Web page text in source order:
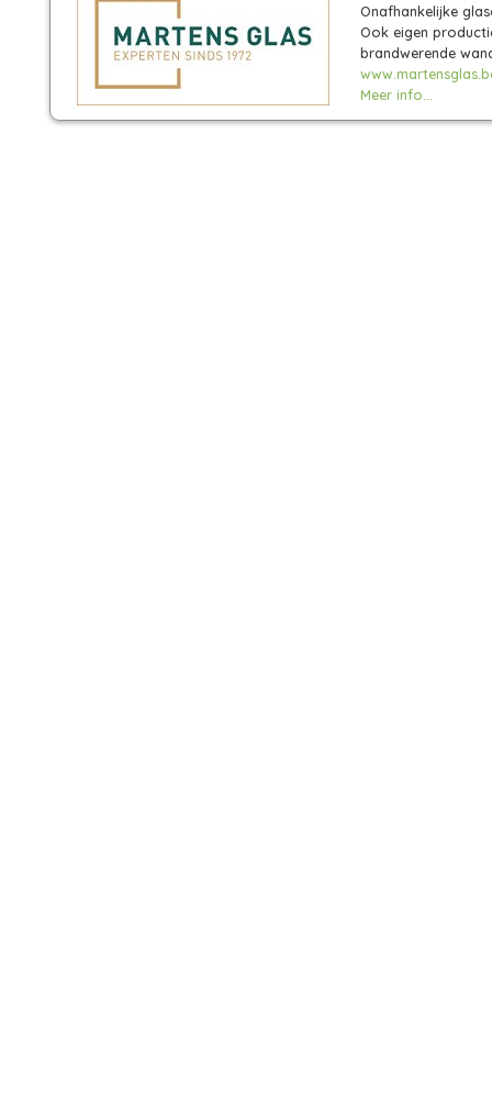
Onafhankelijke
Ook eigen
brandwerende
Meer info...